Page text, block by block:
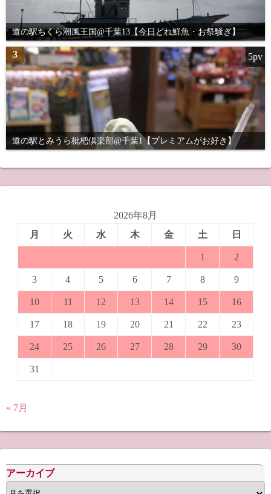
道の駅ちくら潮風王国@千葉13【今日どれ鮮魚・お祭騒ぎ】
3
道の駅とみうら枇杷倶楽部@千葉1【プレミアムがお好き】
5pv
2026年8月
月
火 水 木 金 土 日
1 2
3 4 5 6 7 8 9
10 11 12 13 14 15 16
17 18 19 20 21 22 23
24 25 26 27 28 29 30
31
« 7月
アーカイブ
ア